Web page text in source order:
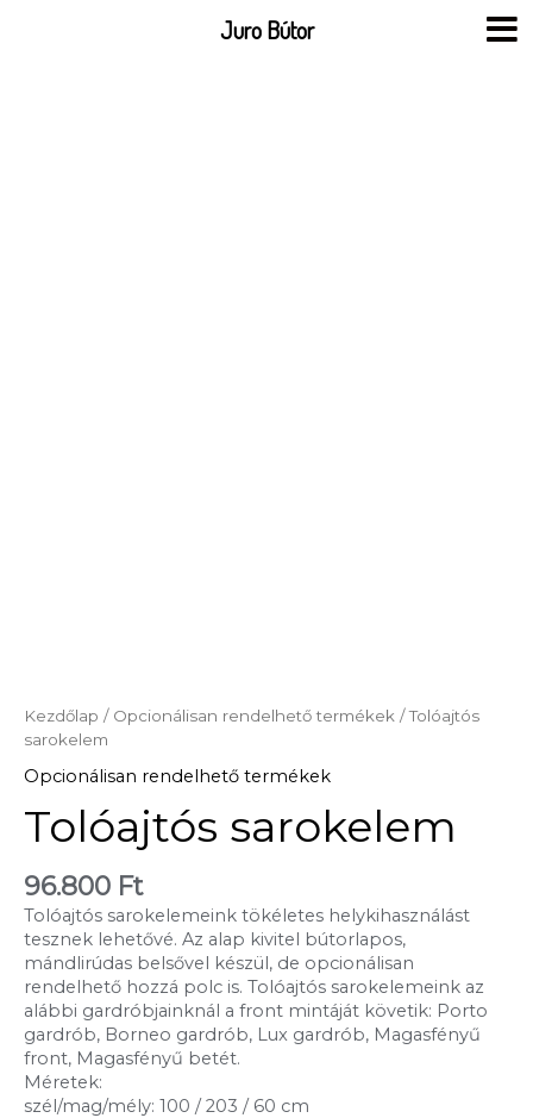
Kezdőlap / Opcionálisan rendelhető termékek / Tolóajtós
sarokelem
Opcionálisan rendelhető termékek
Tolóajtós sarokelem
96.800 Ft
Tolóajtós sarokelemeink tökéletes helykihasználást
tesznek lehetővé. Az alap kivitel bútorlapos,
mándlirúdas belsővel készül, de opcionálisan
rendelhető hozzá polc is. Tolóajtós sarokelemeink az
alábbi gardróbjainknál a front mintáját követik: Porto
gardrób, Borneo gardrób, Lux gardrób, Magasfényű
front, Magasfényű betét.
Méretek:
szél/mag/mély: 100 / 203 / 60 cm
Juro Bútor